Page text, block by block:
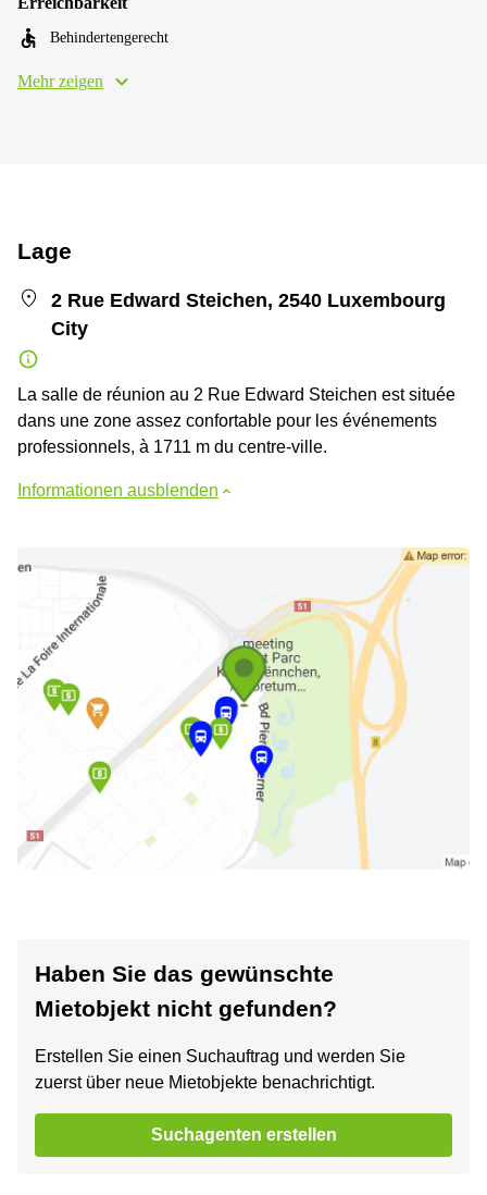
Behindertengerecht
Mehr zeigen
Lage
2 Rue Edward Steichen, 2540 Luxembourg
City
La salle de réunion au 2 Rue Edward Steichen est située
dans une zone assez confortable pour les événements
professionnels, à 1711 m du centre-ville.
Informationen ausblenden
Haben Sie das gewünschte
Mietobjekt nicht gefunden?
Erstellen Sie einen Suchauftrag und werden Sie
zuerst über neue Mietobjekte benachrichtigt.
Suchagenten erstellen